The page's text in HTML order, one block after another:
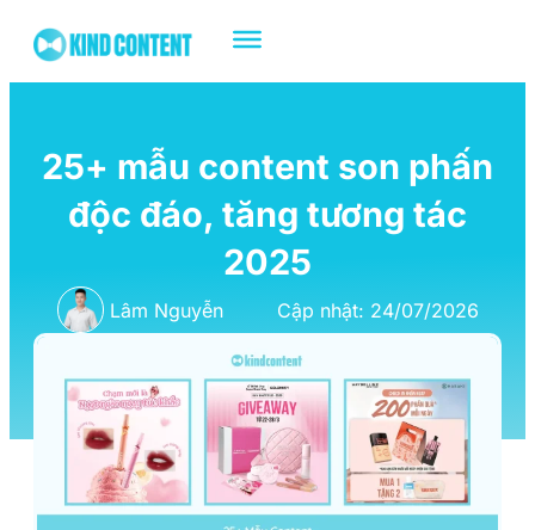
25+ mẫu content son phấn
độc đáo, tăng tương tác
2025
Lâm Nguyễn Cập nhật: 24/07/2026